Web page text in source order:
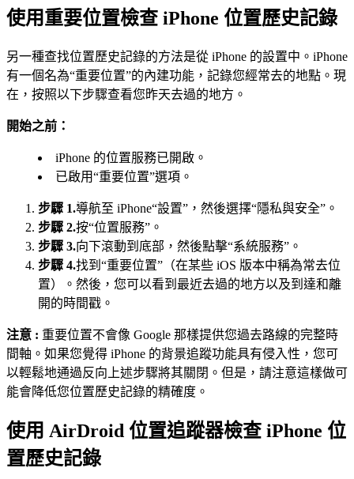
使用重要位置檢查 iPhone 位置歷史記錄
另一種查找位置歷史記錄的方法是從 iPhone 的設置中。iPhone
有一個名為“重要位置”的內建功能，記錄您經常去的地點。現
在，按照以下步驟查看您昨天去過的地方。
開始之前：
iPhone 的位置服務已開啟。
已啟用“重要位置”選項。
步驟 1.導航至 iPhone“設置”，然後選擇“隱私與安全”。
步驟 2.按“位置服務”。
步驟 3.向下滾動到底部，然後點擊“系統服務”。
步驟 4.找到“重要位置”（在某些 iOS 版本中稱為常去位
置）。然後，您可以看到最近去過的地方以及到達和離
開的時間戳。
注意 : 重要位置不會像 Google 那樣提供您過去路線的完整時
間軸。如果您覺得 iPhone 的背景追蹤功能具有侵入性，您可
以輕鬆地通過反向上述步驟將其關閉。但是，請注意這樣做可
能會降低您位置歷史記錄的精確度。
使用 AirDroid 位置追蹤器檢查 iPhone 位
置歷史記錄